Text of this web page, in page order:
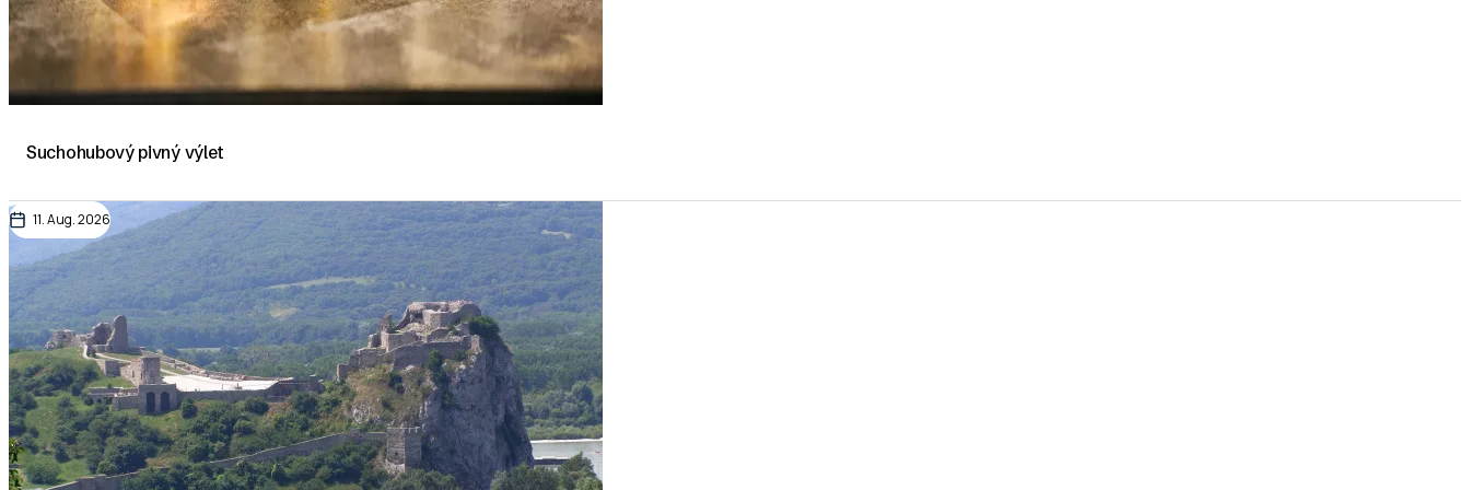
Suchohubový pivný výlet
11. Aug. 2026